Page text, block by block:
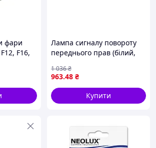
фари
F16,
Лампа сигналу повороту
переднього прав (білий,
Ph I 09.04-11.07 TYC 18-
0295-11-2
963.48 ₴
1 036₴
Купити